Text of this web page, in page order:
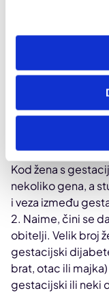
tjedna trudnoće,
obično radi i
većina
neće imati
.
gestacijski
porod izvrši
Kod žena s
nekoliko gena, a
i veza između
2. Naime, čini se
obitelji. Velik broj
gestacijski
brat, otac ili
gestacijski ili neki